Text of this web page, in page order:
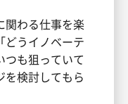
関わる仕事を楽
どうイノベーテ
つも狙っていて
を検討してもら